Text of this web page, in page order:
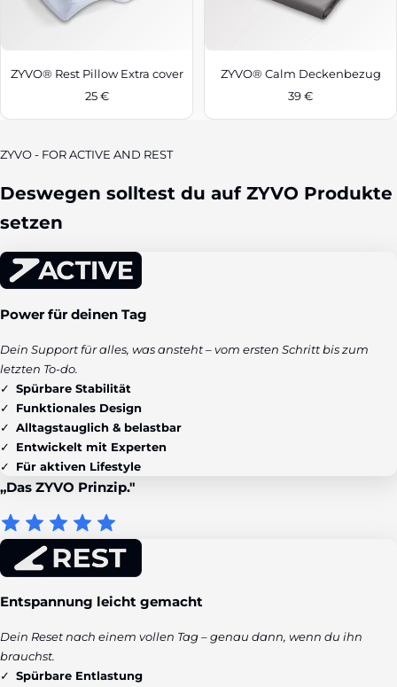
ZYVO® Rest Pillow Extra cover
Sale
25 €
ZYVO® Calm Deckenbezug
Sale
39 €
ZYVO - FOR ACTIVE AND REST
Deswegen solltest du auf ZYVO Produkte
setzen
Power für deinen Tag
Dein Support für alles, was ansteht – vom ersten Schritt bis zum
letzten To-do.
Spürbare Stabilität
Funktionales Design
Alltagstauglich & belastbar
Entwickelt mit Experten
Für aktiven Lifestyle
„Das ZYVO Prinzip."
Entspannung leicht gemacht
Dein Reset nach einem vollen Tag – genau dann, wenn du ihn
brauchst.
Spürbare Entlastung